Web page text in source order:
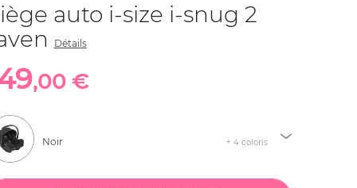
auto i-size i-snug 2
Détails
,00 €
Noir + 4 coloris